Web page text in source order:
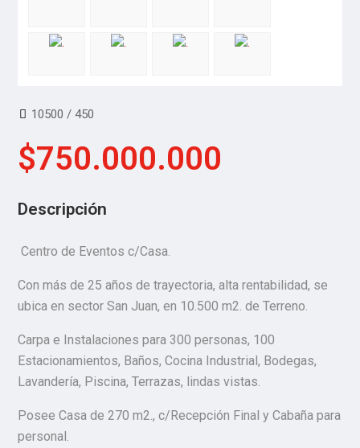
10500 / 450
$750.000.000
Descripción
Centro de Eventos c/Casa.
Con más de 25 años de trayectoria, alta rentabilidad, se
ubica en sector San Juan, en 10.500 m2. de Terreno.
Carpa e Instalaciones para 300 personas, 100
Estacionamientos, Baños, Cocina Industrial, Bodegas,
Lavandería, Piscina, Terrazas, lindas vistas.
Posee Casa de 270 m2., c/Recepción Final y Cabaña para
personal.